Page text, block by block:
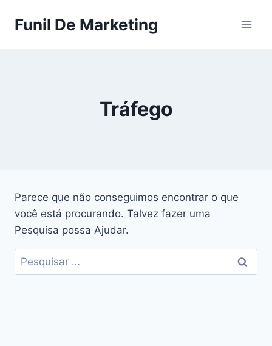
paraFunil De Marketing
Tráfego
Parece que não conseguimos encontrar o que
você está procurando. Talvez fazer uma
Pesquisa possa Ajudar.
Pesquisar
por: